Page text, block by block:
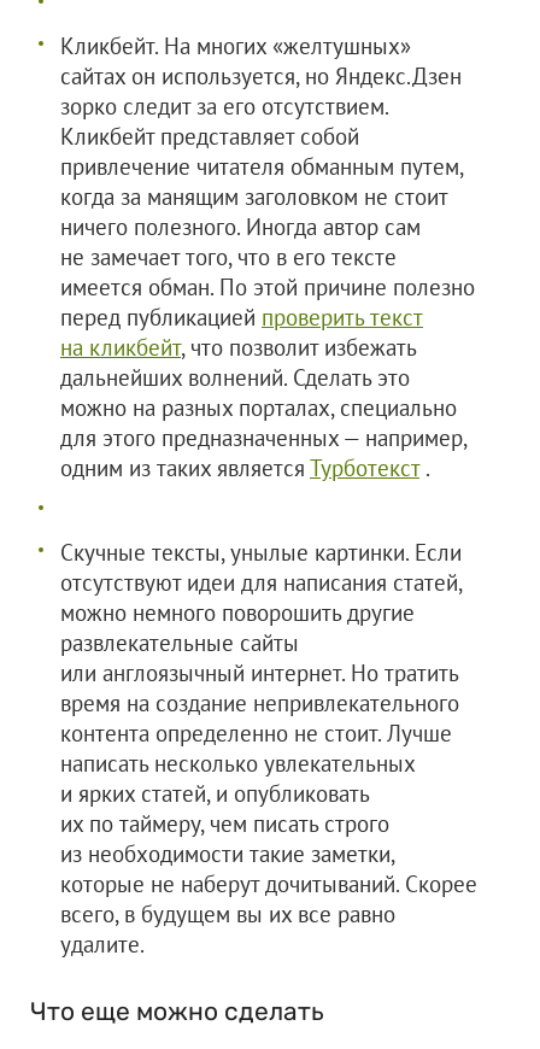
Кликбейт. На многих «желтушных»
сайтах он используется, но Яндекс.Дзен
зорко следит за его отсутствием.
Кликбейт представляет собой
привлечение читателя обманным путем,
когда за манящим заголовком не стоит
ничего полезного. Иногда автор сам
не замечает того, что в его тексте
имеется обман. По этой причине полезно
перед публикацией проверить текст
на кликбейт, что позволит избежать
дальнейших волнений. Сделать это
можно на разных порталах, специально
для этого предназначенных — например,
одним из таких является Турботекст.
Скучные тексты, унылые картинки. Если
отсутствуют идеи для написания статей,
можно немного поворошить другие
развлекательные сайты
или англоязычный интернет. Но тратить
время на создание непривлекательного
контента определенно не стоит. Лучше
написать несколько увлекательных
и ярких статей, и опубликовать
их по таймеру, чем писать строго
из необходимости такие заметки,
которые не наберут дочитываний. Скорее
всего, в будущем вы их все равно
удалите.
Что еще можно сделать